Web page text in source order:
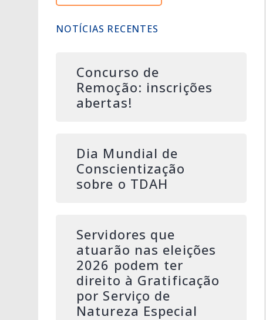
NOTÍCIAS RECENTES
Concurso de
Remoção: inscrições
abertas!
Dia Mundial de
Conscientização
sobre o TDAH
Servidores que
atuarão nas eleições
2026 podem ter
direito à Gratificação
por Serviço de
Natureza Especial